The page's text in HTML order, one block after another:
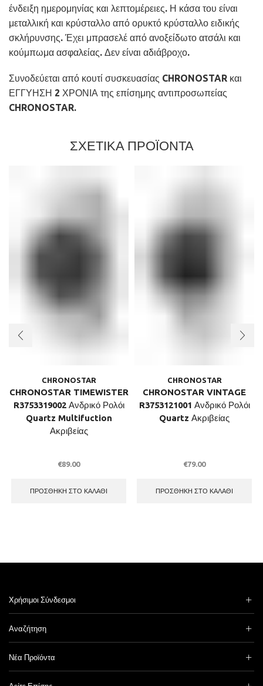
ένδειξη ημερομηνίας και λεπτομέρειες. Η κάσα του είναι
μεταλλική και κρύσταλλο από ορυκτό κρύσταλλο ειδικής
σκλήρυνσης. Έχει μπρασελέ από ανοξείδωτο ατσάλι και
κούμπωμα ασφαλείας. Δεν είναι αδιάβροχο.
Συνοδεύεται από κουτί συσκευασίας CHRONOSTAR και
ΕΓΓΥΗΣΗ 2 ΧΡΟΝΙΑ της επίσημης αντιπροσωπείας
CHRONOSTAR.
ΣΧΕΤΙΚΑ ΠΡΟΪΟΝΤΑ
CHRONOSTAR
CHRONOSTAR TIMEWISTER
R3753319002 Ανδρικό Ρολόι
Quartz Multifuction
Ακριβείας
€89.00
ΠΡΟΣΘΉΚΗ ΣΤΟ ΚΑΛΆΘΙ
CHRONOSTAR
CHRONOSTAR VINTAGE
R3753121001 Ανδρικό Ρολόι
Quartz Ακριβείας
€79.00
ΠΡΟΣΘΉΚΗ ΣΤΟ ΚΑΛΆΘΙ
Χρήσιμοι Σύνδεσμοι
Αναζήτηση
Νέα Προϊόντα